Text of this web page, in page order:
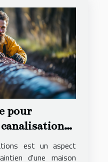
pour
est un aspect
d'une maison